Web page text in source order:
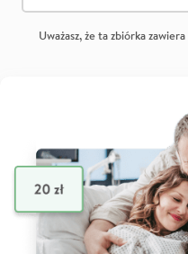
Uważasz, że ta zbiórka zawiera